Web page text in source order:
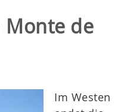
Monte de
Im Westen